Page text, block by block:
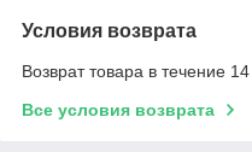
Условия возврата
Возврат товара в течение
Все условия возврата